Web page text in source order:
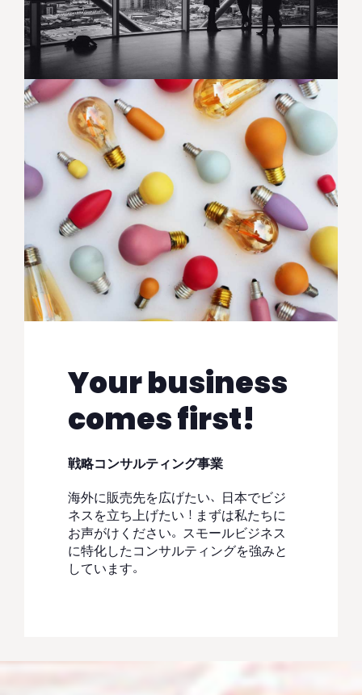
Your business
comes first!
戦略コンサルティング事業
海外に販売先を広げたい、日本でビジ
ネスを立ち上げたい！まずは私たちに
お声がけください。スモールビジネス
に特化したコンサルティングを強みと
しています。